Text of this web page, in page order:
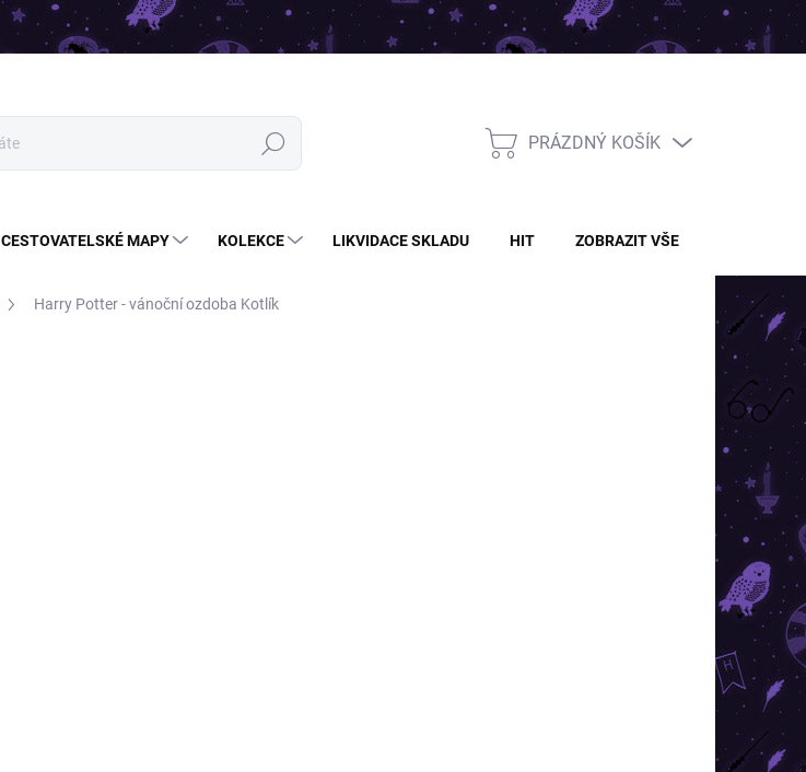
Hledat
NÁKUPNÍ
PRÁZDNÝ KOŠÍK
CESTOVATELSKÉ MAPY KOLEKCE LIKVIDACE SKLADU HIT ZOBRAZIT VŠE
Harry Potter - vánoční ozdoba Kotlík